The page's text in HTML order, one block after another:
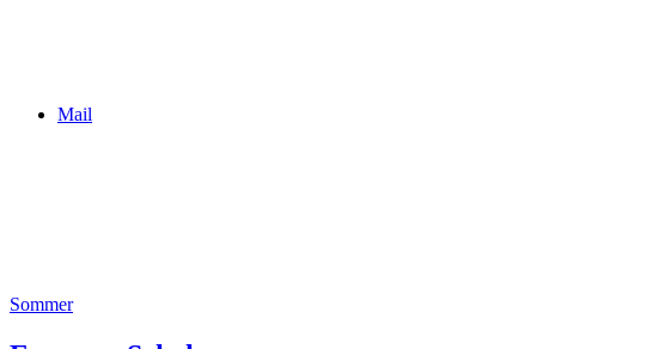
Mail
Sommer